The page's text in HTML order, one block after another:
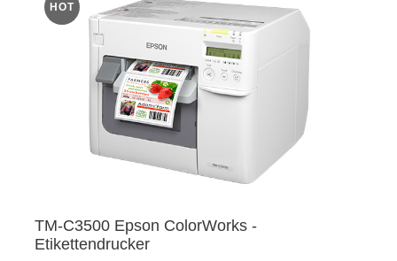
HOT
TM-C3500 Epson ColorWorks -
Etikettendrucker